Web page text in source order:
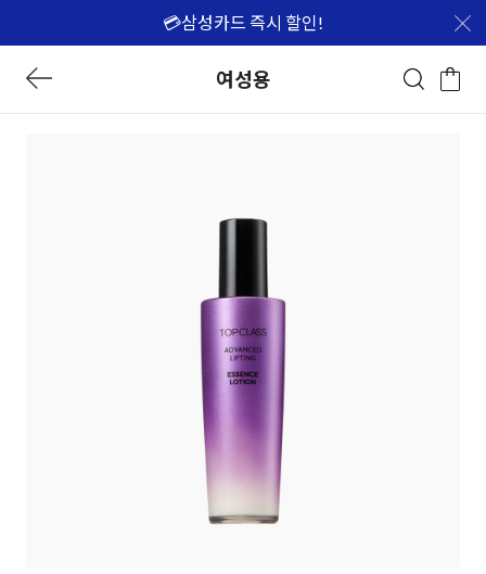
💳삼성카드 즉시 할인!
여성용